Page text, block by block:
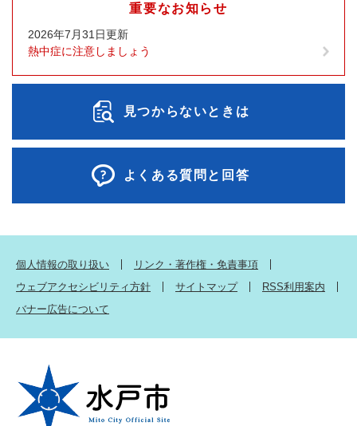
重要なお知らせ
2026年7月31日更新
熱中症に注意しましょう
見つからないときは
よくある質問と回答
個人情報の取り扱い
リンク・著作権・免責事項
ウェブアクセシビリティ方針
サイトマップ
RSS利用案内
バナー広告について